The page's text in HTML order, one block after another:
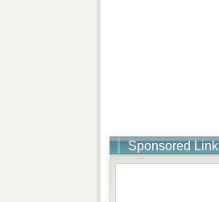
Sponsored Link